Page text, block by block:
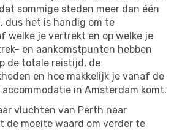
sommige steden meer dan één
dus het is handig om te
welke je vertrekt en op welke je
en aankomstpunten hebben
de totale reistijd, de
en hoe makkelijk je vanaf de
in Amsterdam komt.
vluchten van Perth naar
de moeite waard om verder te